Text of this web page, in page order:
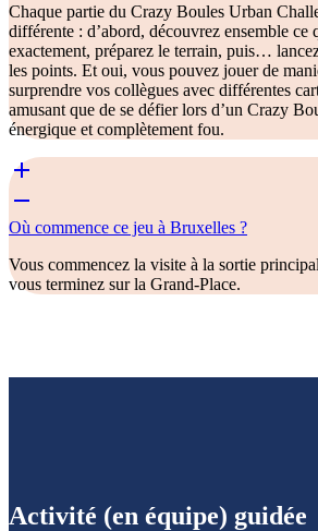
Chaque partie du Crazy Boules Urban
différente : d’abord, découvrez ensemble ce
exactement, préparez le terrain, puis…
les points. Et oui, vous pouvez jouer de
surprendre vos collègues avec différentes
amusant que de se défier lors d’un Crazy
énergique et complètement fou.
Où commence ce jeu à Bruxelles ?
Vous commencez la visite à la sortie
vous terminez sur la Grand-Place.
Activité (en équipe) guidée